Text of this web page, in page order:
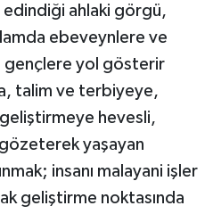
edindiği ahlaki görgü,
ebeveynlere ve
yol gösterir
talim ve terbiyeye,
hevesli,
gözeterek yaşayan
insanı malayani işler
geliştirme noktasında